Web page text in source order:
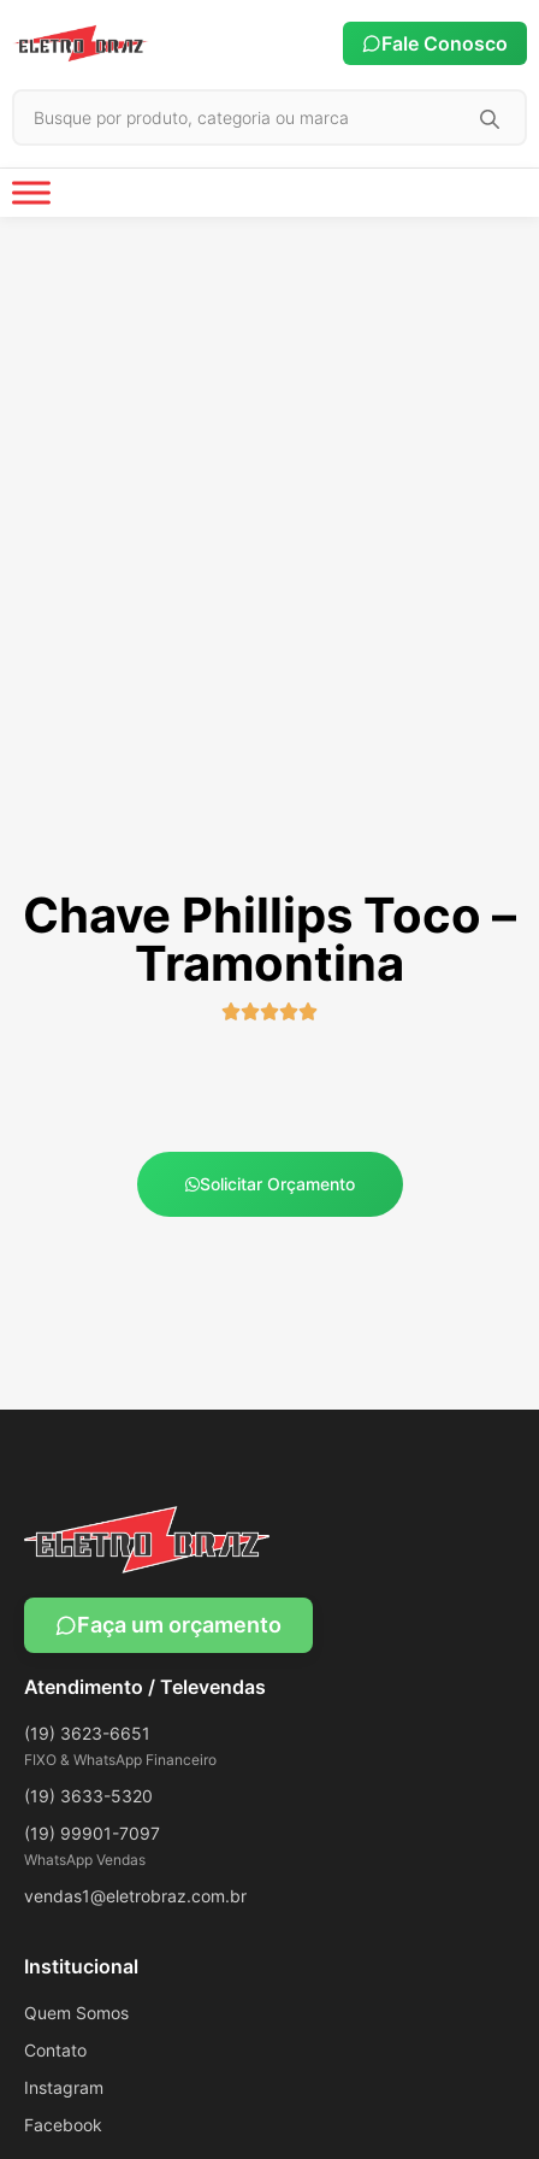
Fale Conosco
Chave Phillips Toco –
Tramontina

Solicitar Orçamento
Faça um orçamento
Atendimento / Televendas
(19) 3623-6651
FIXO & WhatsApp Financeiro
(19) 3633-5320
(19) 99901-7097
WhatsApp Vendas
vendas1@eletrobraz.com.br
Institucional
Quem Somos
Contato
Instagram
Facebook